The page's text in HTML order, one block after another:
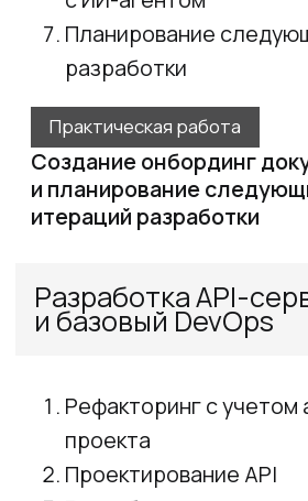
SPA на React/Next.js с диалоговым
интерфейсом
База данных
PostgreSQL с системой миграций
и ORM
Telegram-бот
Клиентское приложение
для взаимодействия
Docker, CI/CD GitHub Actions